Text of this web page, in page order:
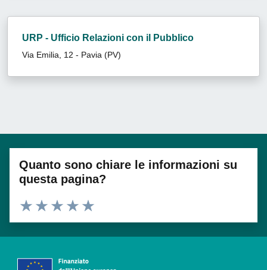
URP - Ufficio Relazioni con il Pubblico
Via Emilia, 12 - Pavia (PV)
Quanto sono chiare le informazioni su
questa pagina?